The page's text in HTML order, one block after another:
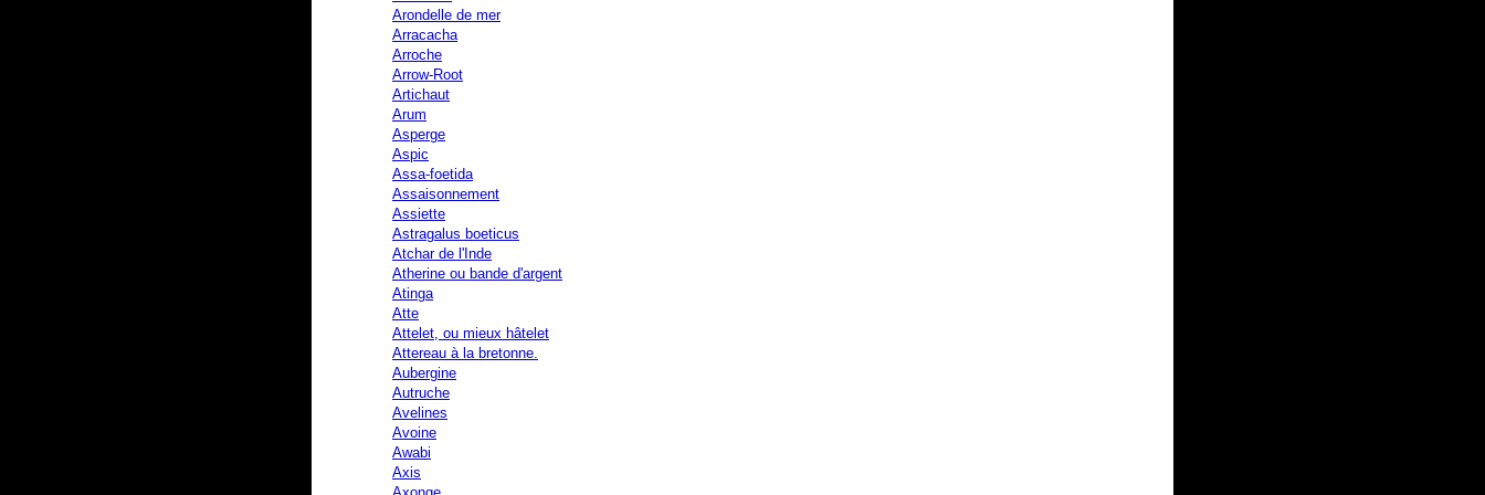
Arondelle de mer
Arracacha
Arroche
Arrow-Root
Artichaut
Arum
Asperge
Aspic
Assa-foetida
Assaisonnement
Assiette
Astragalus boeticus
Atchar de l'Inde
Atherine ou bande d'argent
Atinga
Atte
Attelet, ou mieux hâtelet
Attereau à la bretonne.
Aubergine
Autruche
Avelines
Avoine
Awabi
Axis